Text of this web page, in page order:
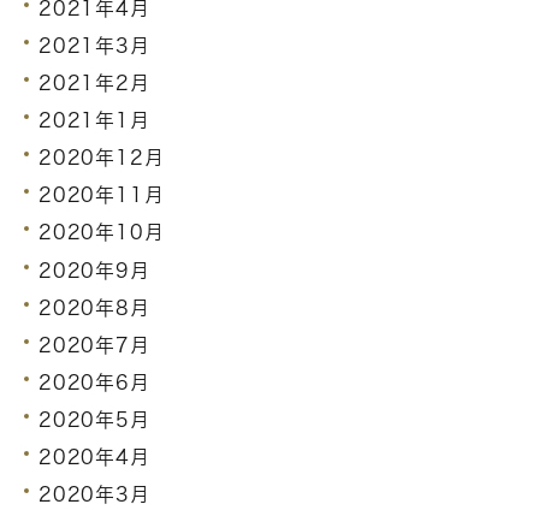
2021年4月
2021年3月
2021年2月
2021年1月
2020年12月
2020年11月
2020年10月
2020年9月
2020年8月
2020年7月
2020年6月
2020年5月
2020年4月
2020年3月